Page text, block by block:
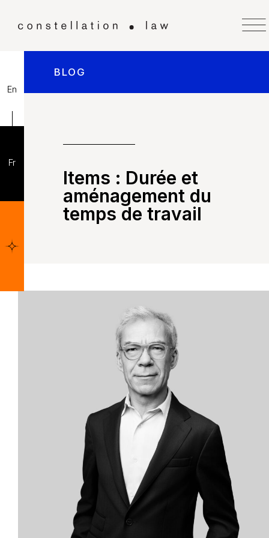
En
Fr
BLOG
Items : Durée et
aménagement du
temps de travail